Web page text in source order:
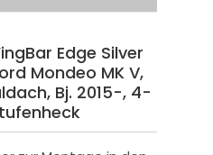
Edge Silver
Mondeo MK V,
Bj. 2015-, 4-